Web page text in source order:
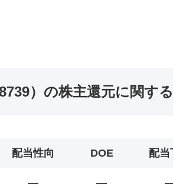
）の株主還元に関す
配当性向 DOE 配当
― ―